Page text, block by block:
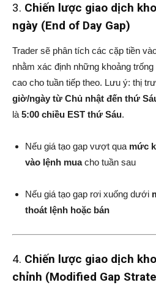
3. Chiến lược giao dịch
ngày (End of Day Gap)
Trader sẽ phân tích các cặp tiền
nhằm xác định những khoảng
cao cho tuần tiếp theo. Lưu ý: thị
giờ/ngày từ Chủ nhật đến thứ
là 5:00 chiều EST thứ Sáu.
Nếu giá tạo gap vượt qua mức
vào lệnh muacho tuần sau
Nếu giá tạo gap rơi xuống dưới
thoát lệnh hoặc bán
4. Chiến lược giao dịch
chỉnh (Modified Gap